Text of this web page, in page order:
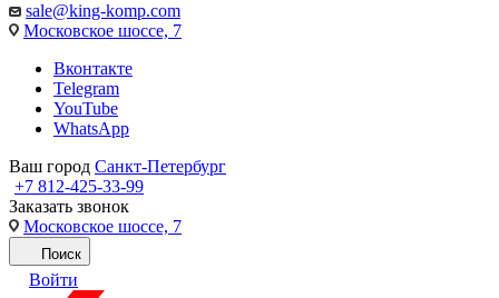
sale@king-komp.com
Московское шоссе, 7
Вконтакте
Telegram
YouTube
WhatsApp
Ваш город Санкт-Петербург
+7 812-425-33-99
Заказать звонок
Московское шоссе, 7
Поиск
Войти